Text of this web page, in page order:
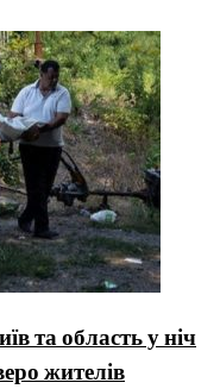
та область у ніч
жителів